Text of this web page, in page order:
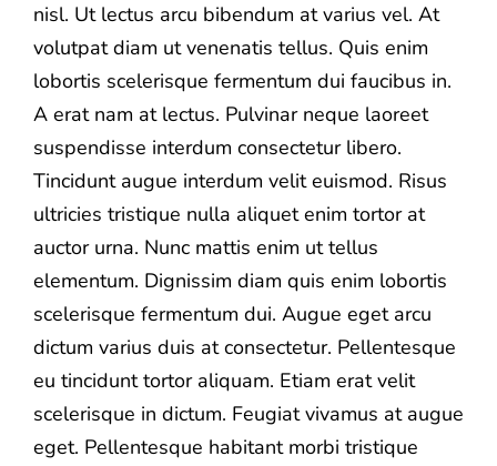
nisl. Ut lectus arcu bibendum at varius vel. At
volutpat diam ut venenatis tellus. Quis enim
lobortis scelerisque fermentum dui faucibus in.
A erat nam at lectus. Pulvinar neque laoreet
suspendisse interdum consectetur libero.
Tincidunt augue interdum velit euismod. Risus
ultricies tristique nulla aliquet enim tortor at
auctor urna. Nunc mattis enim ut tellus
elementum. Dignissim diam quis enim lobortis
scelerisque fermentum dui. Augue eget arcu
dictum varius duis at consectetur. Pellentesque
eu tincidunt tortor aliquam. Etiam erat velit
scelerisque in dictum. Feugiat vivamus at augue
eget. Pellentesque habitant morbi tristique